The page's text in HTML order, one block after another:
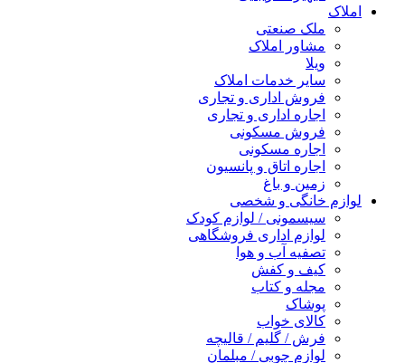
املاک
ملک صنعتی
مشاور املاک
ویلا
سایر خدمات املاک
فروش اداری و تجاری
اجاره اداری و تجاری
فروش مسکونی
اجاره مسکونی
اجاره اتاق و پانسیون
زمین و باغ
لوازم خانگی و شخصی
سیسمونی / لوازم کودک
لوازم اداری فروشگاهی
تصفیه آب و هوا
کیف و کفش
مجله و کتاب
پوشاک
کالای خواب
فرش / گلیم / قالیچه
لوازم چوبی / مبلمان